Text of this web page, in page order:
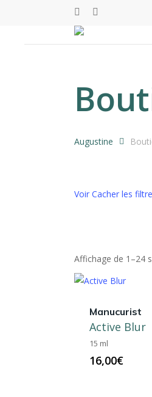
facebookinstagram
Augustine
Voir Cacher les
Affichage de 1–24
Manucurist
Active Blur
15 ml
16,00€